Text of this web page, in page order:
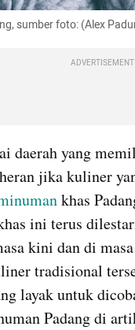
sumber foto: (Alex
ADVERTISEMENT
daerah yang
jika kuliner
khas
ini terus
kini dan di
tradisional
layak untuk
Padang di